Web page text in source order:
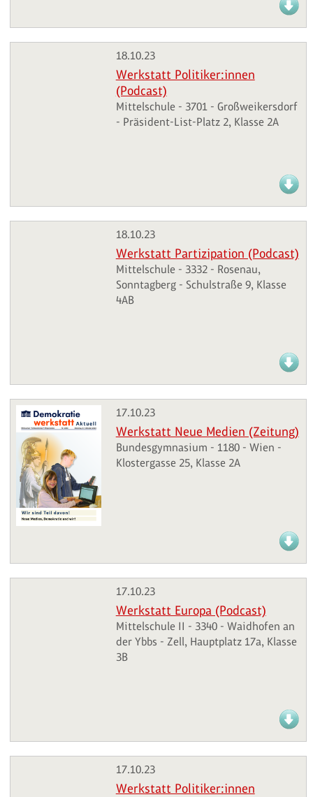
18.10.23
Werkstatt Politiker:innen
(Podcast)
Mittelschule - 3701 - Großweikersdorf
- Präsident-List-Platz 2, Klasse 2A
18.10.23
Werkstatt Partizipation (Podcast)
Mittelschule - 3332 - Rosenau,
Sonntagberg - Schulstraße 9, Klasse
4AB
17.10.23
Werkstatt Neue Medien (Zeitung)
Bundesgymnasium - 1180 - Wien -
Klostergasse 25, Klasse 2A
17.10.23
Werkstatt Europa (Podcast)
Mittelschule II - 3340 - Waidhofen an
der Ybbs - Zell, Hauptplatz 17a, Klasse
3B
17.10.23
Werkstatt Politiker:innen